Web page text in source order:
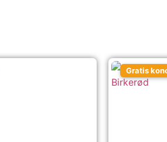
Gratis